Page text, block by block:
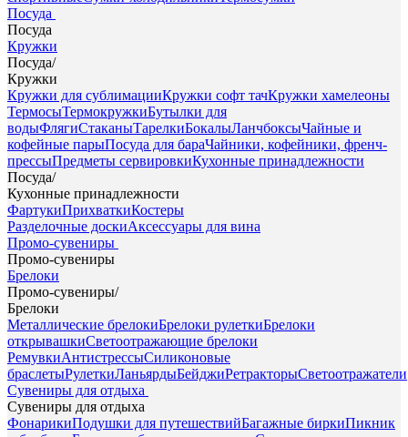
Посуда
Посуда
Кружки
Посуда/
Кружки
Кружки для сублимацииКружки софт тачКружки хамелеоны
ТермосыТермокружкиБутылки для
водыФлягиСтаканыТарелкиБокалыЛанчбоксыЧайные и
кофейные парыПосуда для бараЧайники, кофейники, френч-
прессыПредметы сервировкиКухонные принадлежности
Посуда/
Кухонные принадлежности
ФартукиПрихваткиКостеры
Разделочные доскиАксессуары для вина
Промо-сувениры
Промо-сувениры
Брелоки
Промо-сувениры/
Брелоки
Металлические брелокиБрелоки рулеткиБрелоки
открывашкиСветоотражающие брелоки
РемувкиАнтистрессыСиликоновые
браслетыРулеткиЛаньярдыБейджиРетракторыСветоотражатели
Сувениры для отдыха
Сувениры для отдыха
ФонарикиПодушки для путешествийБагажные биркиПикник